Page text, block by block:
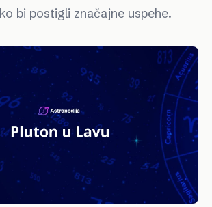
bi postigli značajne uspehe.